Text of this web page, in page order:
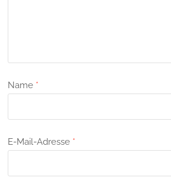
Name *
E-Mail-Adresse *